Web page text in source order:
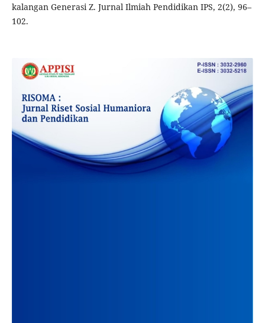
kalangan Generasi Z. Jurnal Ilmiah Pendidikan IPS, 2(2), 96–
102.